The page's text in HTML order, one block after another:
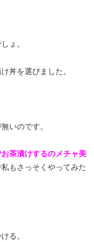
ょ。
丼を選びました。
いのです。
お茶漬けするのメチャ美
もさっそくやってみた
る。